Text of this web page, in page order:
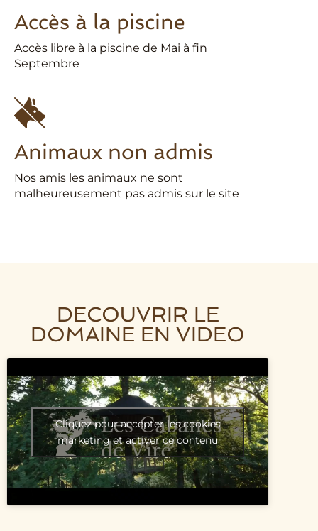
Accès à la piscine
Accès libre à la piscine de Mai à fin
Septembre
Animaux non admis
Nos amis les animaux ne sont
malheureusement pas admis sur le site
DECOUVRIR LE
DOMAINE EN VIDEO
Cliquez pour accepter les cookies
marketing et activer ce contenu